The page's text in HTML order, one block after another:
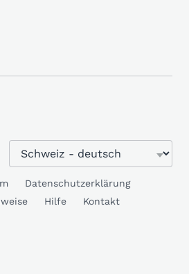
Datenschutzerklärung
Hilfe Kontakt